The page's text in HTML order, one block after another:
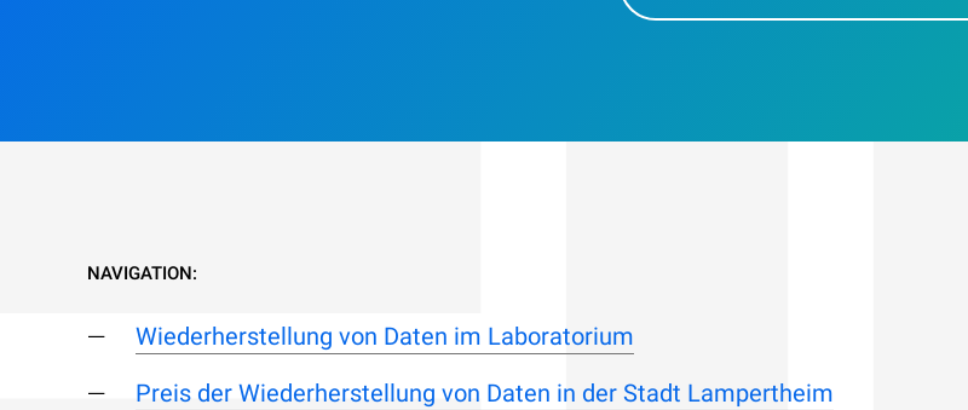
NAVIGATION:
Wiederherstellung von Daten im Laboratorium
Preis der Wiederherstellung von Daten in der Stadt Lampertheim